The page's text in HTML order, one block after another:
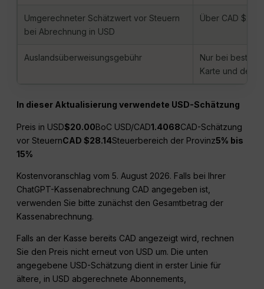
Umgerechneter Schätzwert vor Steuern
bei Abrechnung in USD
Über CAD
Auslandsüberweisungsgebühr
Nur bei
Karte und den
In dieser Aktualisierung verwendete USD-Schätzung
Preis in USD$20.00BoC USD/CAD1.4068CAD-Schätzung
vor SteuernCAD $28.14Steuerbereich der Provinz5% bis
15%
Kostenvoranschlag vom 5. August 2026. Falls bei Ihrer
ChatGPT-Kassenabrechnung CAD angegeben ist,
verwenden Sie bitte zunächst den Gesamtbetrag der
Kassenabrechnung.
Falls an der Kasse bereits CAD angezeigt wird, rechnen
Sie den Preis nicht erneut von USD um. Die unten
angegebene USD-Schätzung dient in erster Linie für
ältere, in USD abgerechnete Abonnements,